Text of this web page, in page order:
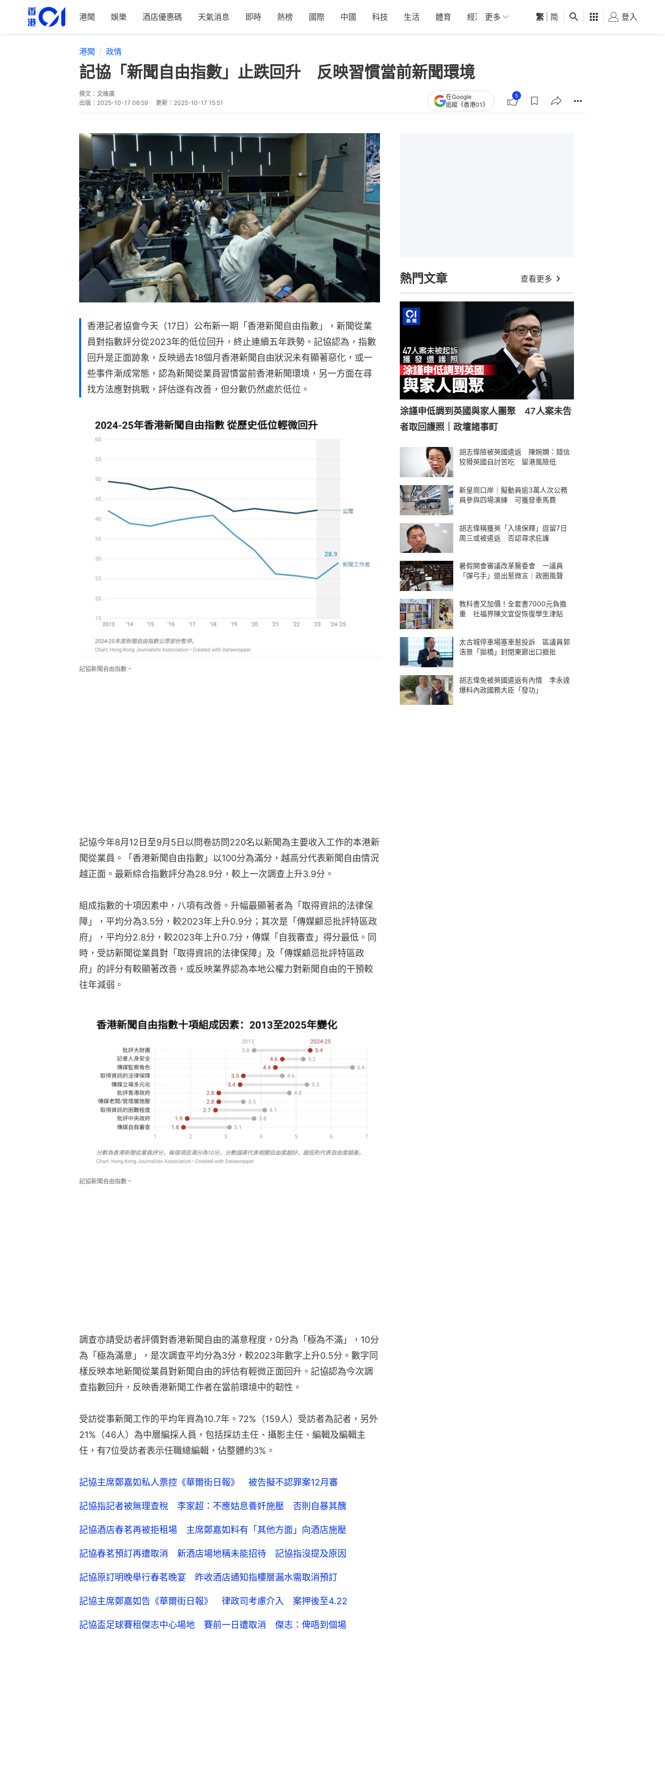
港聞 娛樂 酒店優惠碼 天氣消息 即時 熱榜 國際 中國 科技 生活 體育 經濟 01深圳 觀點 健康 好食玩飛
更多 繁 简 登入
港聞 政情
記協「新聞自由指數」止跌回升 反映習慣當前新聞環境
撰文： 文維廣
出版： 2025-10-17 06:59 更新： 2025-10-17 15:51
在Google
追蹤《香港01》
5
香港記者協會今天（17日）公布新一期「香港新聞自由指數」，新聞從業
員對指數評分從2023年的低位回升，終止連續五年跌勢。記協認為，指數
回升是正面跡象，反映過去18個月香港新聞自由狀況未有顯著惡化，或一
些事件漸成常態，認為新聞從業員習慣當前香港新聞環境，另一方面在尋
找方法應對挑戰，評估遂有改善，但分數仍然處於低位。
記協新聞自由指數。
記協今年8月12日至9月5日以問卷訪問220名以新聞為主要收入工作的本港新
聞從業員。「香港新聞自由指數」以100分為滿分，越高分代表新聞自由情況
越正面。最新綜合指數評分為28.9分，較上一次調查上升3.9分。
組成指數的十項因素中，八項有改善。升幅最顯著者為「取得資訊的法律保
障」，平均分為3.5分，較2023年上升0.9分；其次是「傳媒顧忌批評特區政
府」，平均分2.8分，較2023年上升0.7分，傳媒「自我審查」得分最低。同
時，受訪新聞從業員對「取得資訊的法律保障」及「傳媒顧忌批評特區政
府」的評分有較顯著改善，或反映業界認為本地公權力對新聞自由的干預較
往年減弱。
記協新聞自由指數。
調查亦請受訪者評價對香港新聞自由的滿意程度，0分為「極為不滿」，10分
為「極為滿意」，是次調查平均分為3分，較2023年數字上升0.5分。數字同
樣反映本地新聞從業員對新聞自由的評估有輕微正面回升。記協認為今次調
查指數回升，反映香港新聞工作者在當前環境中的韌性。
受訪從事新聞工作的平均年資為10.7年。72%（159人）受訪者為記者，另外
21%（46人）為中層編採人員，包括採訪主任、攝影主任、編輯及編輯主
任，有7位受訪者表示任職總編輯，佔整體約3%。
記協主席鄭嘉如私人票控《華爾街日報》 被告擬不認罪案12月審
記協指記者被無理查稅 李家超：不應姑息養奸施壓 否則自暴其醜
記協酒店春茗再被拒租場 主席鄭嘉如料有「其他方面」向酒店施壓
記協春茗預訂再遭取消 新酒店場地稱未能招待 記協指沒提及原因
記協原訂明晚舉行春茗晚宴 昨收酒店通知指樓層漏水需取消預訂
記協主席鄭嘉如告《華爾街日報》 律政司考慮介入 案押後至4.22
記協盃足球賽租傑志中心場地 賽前一日遭取消 傑志：俾唔到個場
熱門文章 查看更多
涂謹申低調到英國與家人團聚 47人案未告
者取回護照｜政壇諸事町
胡志偉險被英國遣返 陳婉嫻：錯信
狡猾英國自討苦吃 留港風險低
新皇崗口岸｜擬動員逾3萬人次公務
員參與四場演練 可獲發車馬費
胡志偉稱獲英「入境保釋」逗留7日
周三或被遣返 否認尋求庇護
暑假開會審議改革醫委會 一議員
「彈弓手」退出惹微言｜政圈風聲
教科書又加價！全套書7000元負擔
重 社福界陳文宜促恢復學生津貼
太古城停車場塞車惹投訴 區議員郭
浩景「拋橋」封閉東廊出口捱批
胡志偉免被英國遣返有內情 李永達
爆料內政國務大臣「發功」